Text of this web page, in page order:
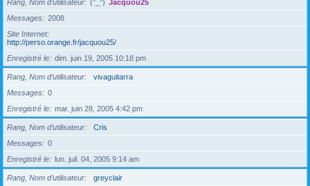
Rang, Nom d’utilisateur (°_°) Jacquou25
Messages
2008
Site Internet
http://perso.orange.fr/jacquou25/
Enregistré le
dim. juin 19, 2005 10:18 pm
Rang, Nom d’utilisateur
vivaguitarra
Messages
0
Enregistré le
mar. juin 28, 2005 4:42 pm
Rang, Nom d’utilisateur
Cris
Messages
0
Enregistré le
lun. juil. 04, 2005 9:14 am
Rang, Nom d’utilisateur
greyclair